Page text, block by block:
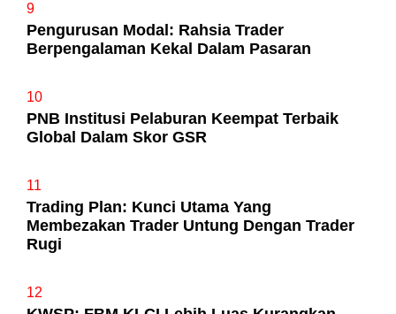
9
Pengurusan Modal: Rahsia Trader
Berpengalaman Kekal Dalam Pasaran
10
PNB Institusi Pelaburan Keempat Terbaik
Global Dalam Skor GSR
11
Trading Plan: Kunci Utama Yang
Membezakan Trader Untung Dengan Trader
Rugi
12